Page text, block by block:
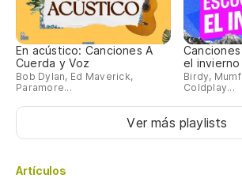
En acústico: Canciones A
Cuerda y Voz
Bob Dylan, Ed Maverick,
Paramore...
el invierno
Birdy,
Coldplay...
Ver más playlists
Artículos